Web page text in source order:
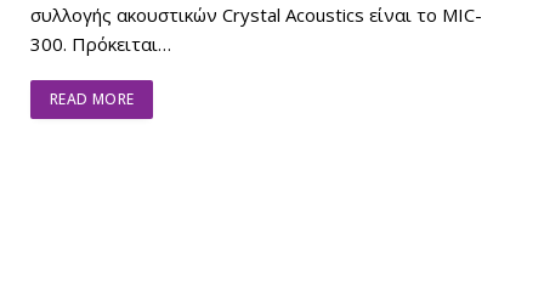
συλλογής ακουστικών Crystal Acoustics είναι το MIC-
300. Πρόκειται…
READ MORE